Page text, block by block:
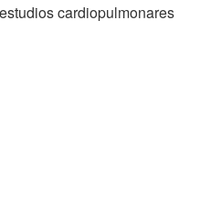
cardiopulmonares